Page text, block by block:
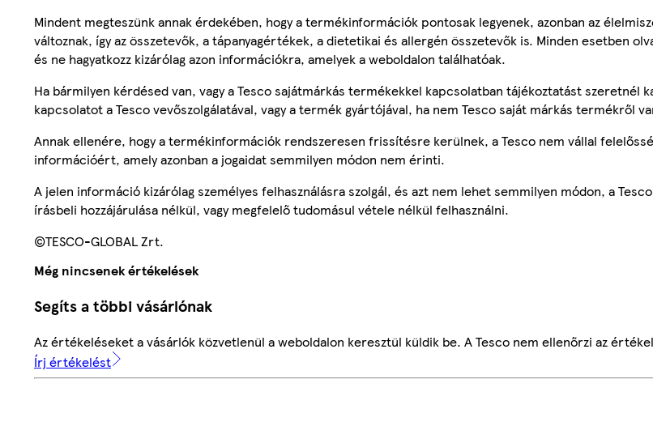
Mindent megteszünk annak érdekében, hogy a termékinformációk pontosak legyenek, azonban az
változnak, így az összetevők, a tápanyagértékek, a dietetikai és allergén összetevők is. Minden esetben
és ne hagyatkozz kizárólag azon információkra, amelyek a weboldalon találhatóak.
Ha bármilyen kérdésed van, vagy a Tesco sajátmárkás termékekkel kapcsolatban tájékoztatást szeretnél
kapcsolatot a Tesco vevőszolgálatával, vagy a termék gyártójával, ha nem Tesco saját márkás termékről
Annak ellenére, hogy a termékinformációk rendszeresen frissítésre kerülnek, a Tesco nem vállal
információért, amely azonban a jogaidat semmilyen módon nem érinti.
A jelen információ kizárólag személyes felhasználásra szolgál, és azt nem lehet semmilyen módon, a
írásbeli hozzájárulása nélkül, vagy megfelelő tudomásul vétele nélkül felhasználni.
©TESCO-GLOBAL Zrt.
Még nincsenek értékelések
Segíts a többi vásárlónak
Az értékeléseket a vásárlók közvetlenül a weboldalon keresztül küldik be. A Tesco nem ellenőrzi az
Írj értékelést